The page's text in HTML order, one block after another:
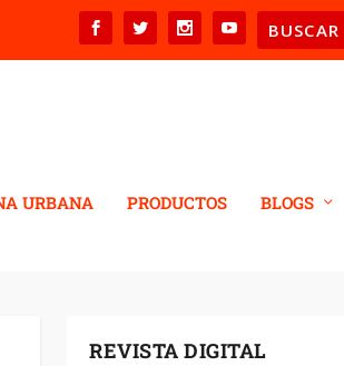
URBANA PRODUCTOS BLOGS
REVISTA DIGITAL